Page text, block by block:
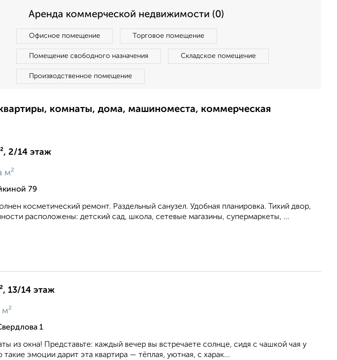
Аренда коммерческой недвижимости (0)
Офисное помещение Торговое помещение
Помещение свободного назначения Складское помещение
Производственное помещение
комнаты, дома, машиноместа, коммерческая
2/14 этаж
м²
79
косметический ремонт. Раздельный санузел. Удобная планировка. Тихий двор,
расположены: детский сад, школа, сетевые магазины, супермаркеты, ...
13/14 этаж
м²
1
из окна! Представьте: каждый вечер вы встречаете солнце, сидя с чашкой чая у
эмоции дарит эта квартира — тёплая, уютная, с харак...